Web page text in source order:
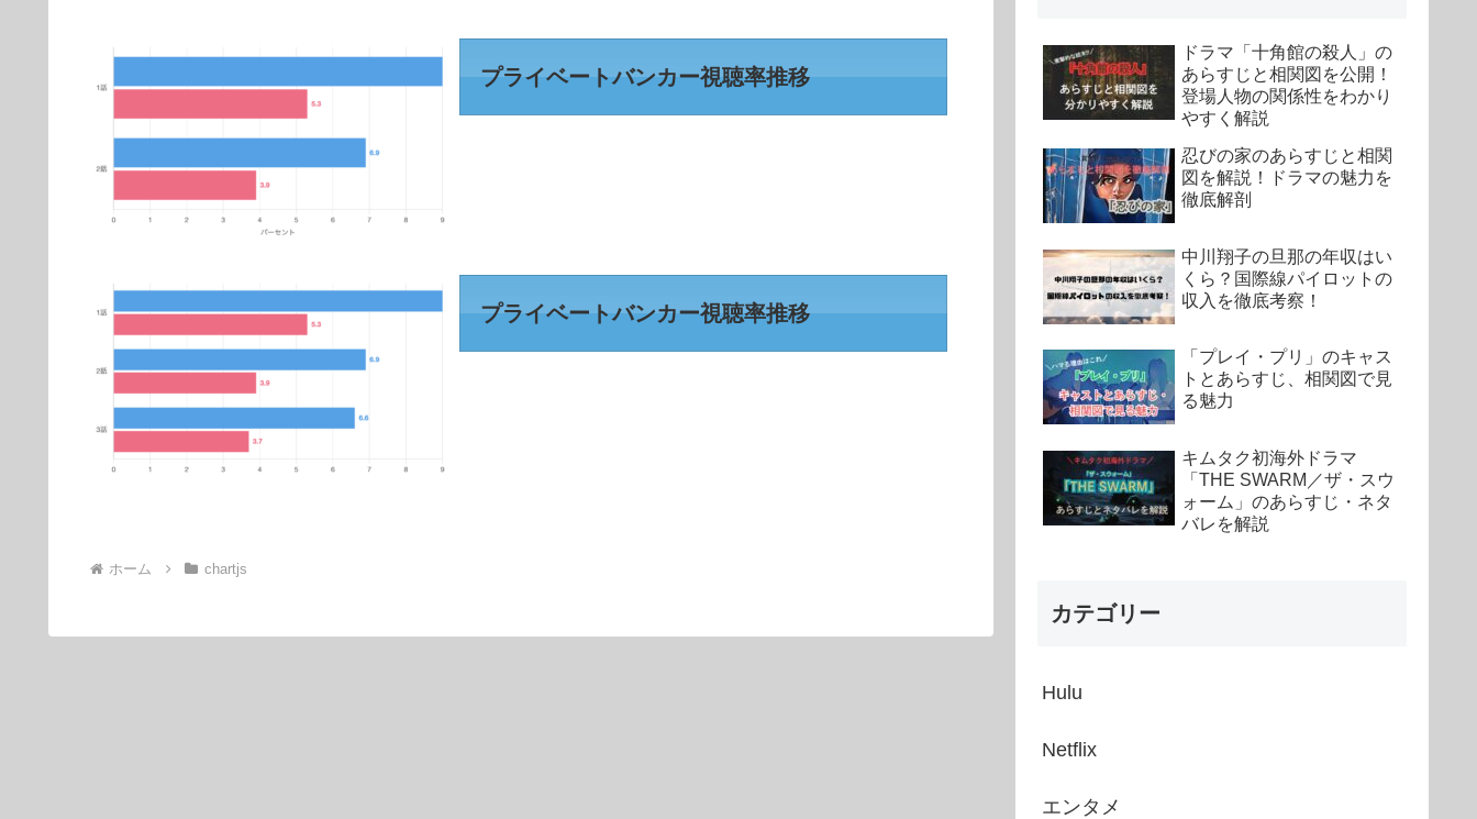
プライベートバンカー視聴率推移
プライベートバンカー視聴率推移
ホーム chartjs
ドラマ「十角館の殺人」の
あらすじと相関図を公開！
登場人物の関係性をわかり
やすく解説
忍びの家のあらすじと相関
図を解説！ドラマの魅力を
徹底解剖
中川翔子の旦那の年収はい
くら？国際線パイロットの
収入を徹底考察！
「プレイ・プリ」のキャス
トとあらすじ、相関図で見
る魅力
キムタク初海外ドラマ
「THE SWARM／ザ・スウ
ォーム」のあらすじ・ネタ
バレを解説
カテゴリー
Hulu
Netflix
エンタメ